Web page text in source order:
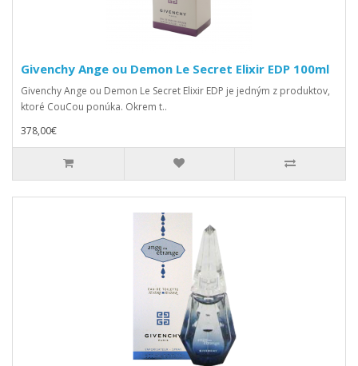
Givenchy Ange ou Demon Le Secret Elixir EDP 100ml
Givenchy Ange ou Demon Le Secret Elixir EDP je jedným z produktov,
ktoré CouCou ponúka. Okrem t..
378,00€